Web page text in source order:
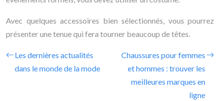
Avec quelques accessoires bien sélectionnés, vous pourrez
présenter une tenue qui fera tourner beaucoup de têtes.
Les dernières actualités
dans le monde de la mode
Chaussures pour femmes
et hommes : trouver les
meilleures marques en
ligne